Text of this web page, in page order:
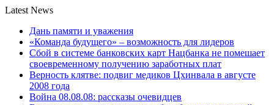
Latest News
Дань памяти и уважения
«Команда будущего» – возможность для лидеров
Сбой в системе банковских карт Нацбанка не помешает
своевременному получению заработных плат
Верность клятве: подвиг медиков Цхинвала в августе
2008 года
Война 08.08.08: рассказы очевидцев